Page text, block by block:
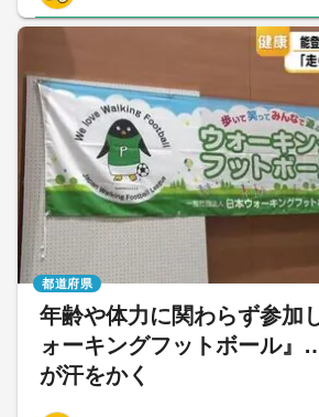
年齢や体力に関わらず参加
ォーキングフットボール』
が汗をかく
都道府県